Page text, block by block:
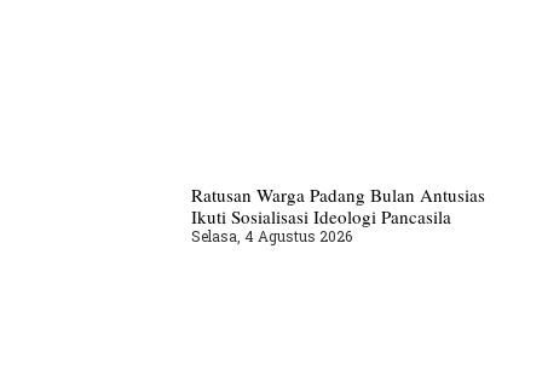
Ratusan Warga Padang Bulan Antusias
Ikuti Sosialisasi Ideologi Pancasila
Selasa, 4 Agustus 2026